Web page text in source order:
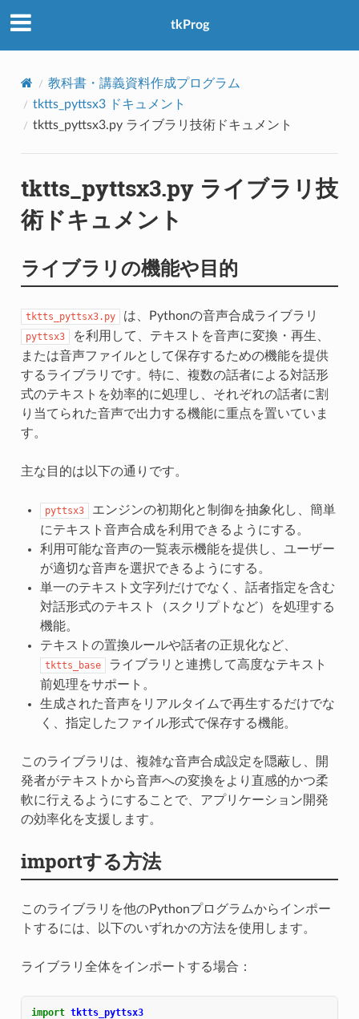
tkProg
教科書・講義資料作成プログラム
tktts_pyttsx3 ドキュメント
tktts_pyttsx3.py ライブラリ技術ドキュメント
tktts_pyttsx3.py ライブラリ技
術ドキュメント
ライブラリの機能や目的
tktts_pyttsx3.py は、Pythonの音声合成ライブラリ
pyttsx3
を利用して、テキストを音声に変換・再生、
または音声ファイルとして保存するための機能を提供
するライブラリです。特に、複数の話者による対話形
式のテキストを効率的に処理し、それぞれの話者に割
り当てられた音声で出力する機能に重点を置いていま
す。
主な目的は以下の通りです。
pyttsx3
エンジンの初期化と制御を抽象化し、簡単
にテキスト音声合成を利用できるようにする。
利用可能な音声の一覧表示機能を提供し、ユーザー
が適切な音声を選択できるようにする。
単一のテキスト文字列だけでなく、話者指定を含む
対話形式のテキスト（スクリプトなど）を処理する
機能。
テキストの置換ルールや話者の正規化など、
tktts_base
ライブラリと連携して高度なテキスト
前処理をサポート。
生成された音声をリアルタイムで再生するだけでな
く、指定したファイル形式で保存する機能。
このライブラリは、複雑な音声合成設定を隠蔽し、開
発者がテキストから音声への変換をより直感的かつ柔
軟に行えるようにすることで、アプリケーション開発
の効率化を支援します。
importする方法
このライブラリを他のPythonプログラムからインポー
トするには、以下のいずれかの方法を使用します。
ライブラリ全体をインポートする場合：
import tktts_pyttsx3
アクセス数：0